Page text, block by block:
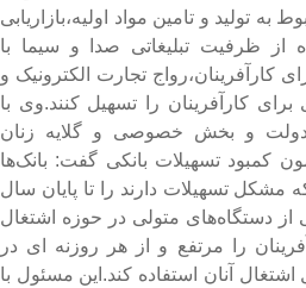
تولید و تامین مواد اولیه،بازاریابی
ظرفیت تبلیغاتی صدا و سیما با
کارآفرینان،رواج تجارت الکترونیک و
کارآفرینان را تسهیل کنند.وی با
و‌ بخش خصوصی و گلایه زنان
کمبود تسهیلات بانکی گفت: بانک‌ها
مشکل تسهیلات دارند را تا پایان سال
دستگاه‌های متولی در حوزه اشتغال
را مرتفع و از هر روزنه ای در
آنان استفاده کند.این مسئول با